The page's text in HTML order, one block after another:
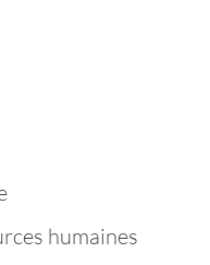
humaines